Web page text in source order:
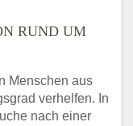
RUND UM
Menschen aus
verhelfen. In
nach einer